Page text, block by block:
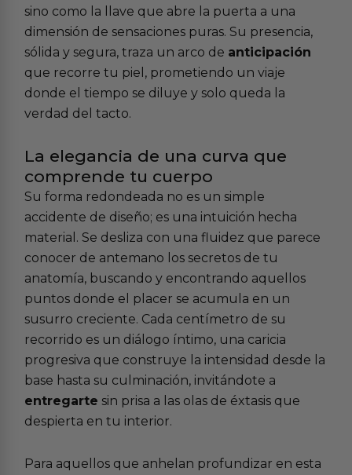
sino como la llave que abre la puerta a una
dimensión de sensaciones puras. Su presencia,
sólida y segura, traza un arco de anticipación
que recorre tu piel, prometiendo un viaje
donde el tiempo se diluye y solo queda la
verdad del tacto.
La elegancia de una curva que
comprende tu cuerpo
Su forma redondeada no es un simple
accidente de diseño; es una intuición hecha
material. Se desliza con una fluidez que parece
conocer de antemano los secretos de tu
anatomía, buscando y encontrando aquellos
puntos donde el placer se acumula en un
susurro creciente. Cada centímetro de su
recorrido es un diálogo íntimo, una caricia
progresiva que construye la intensidad desde la
base hasta su culminación, invitándote a
entregarte sin prisa a las olas de éxtasis que
despierta en tu interior.
Para aquellos que anhelan profundizar en esta